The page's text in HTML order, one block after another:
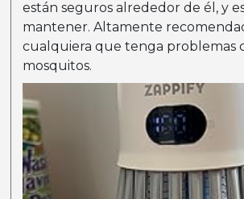
están seguros alrededor de él, y
mantener. Altamente
cualquiera que tenga problemas
mosquitos.